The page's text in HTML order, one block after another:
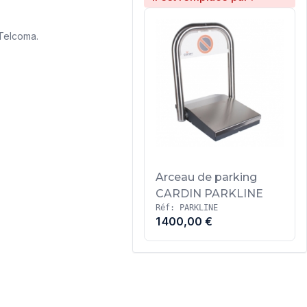
Arceau de parking
CARDIN PARKLINE
Réf: PARKLINE
1 400,00 €